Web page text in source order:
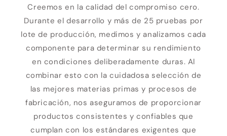
Creemos en la calidad del compromiso cero.
Durante el desarrollo y más de 25 pruebas por
lote de producción, medimos y analizamos cada
componente para determinar su rendimiento
en condiciones deliberadamente duras. Al
combinar esto con la cuidadosa selección de
las mejores materias primas y procesos de
fabricación, nos aseguramos de proporcionar
productos consistentes y confiables que
cumplan con los estándares exigentes que